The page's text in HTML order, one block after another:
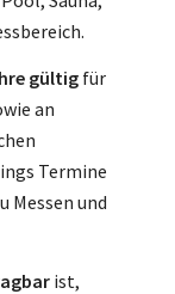
gültigfür
an
Termine
Messen und
ist,